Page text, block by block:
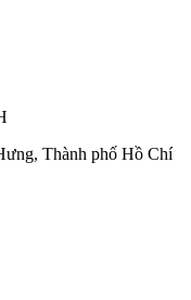
Thành phố Hồ Chí